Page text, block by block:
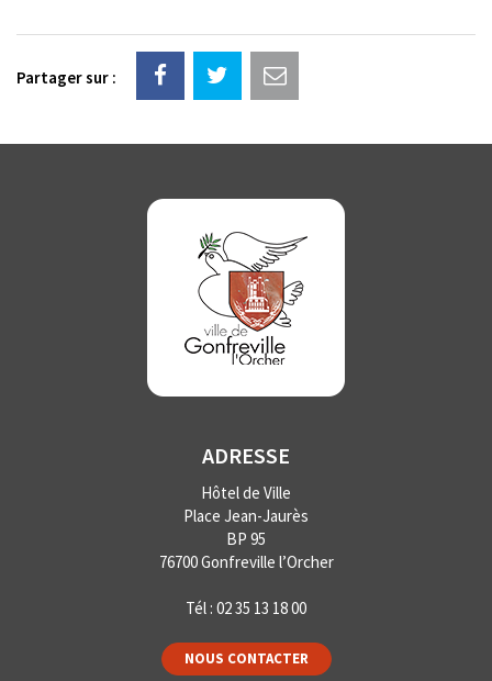
Partager sur :
ADRESSE
Hôtel de Ville
Place Jean-Jaurès
BP 95
76700 Gonfreville l’Orcher
Tél : 02 35 13 18 00
NOUS CONTACTER